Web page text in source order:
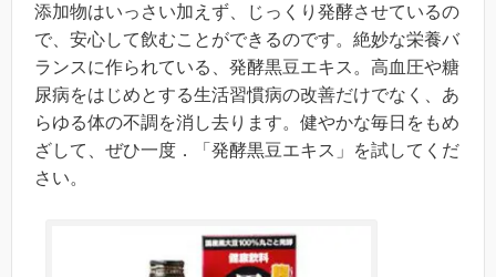
添加物はいっさい加えず、じっくり発酵させているの
で、安心して飲むことができるのです。絶妙な栄養バ
ランスに作られている、発酵黒豆エキス。高血圧や糖
尿病をはじめとする生活習慣病の改善だけでなく、あ
らゆる体の不調を消し去ります。健やかな毎日をもめ
ざして、ぜひ一度．「発酵黒豆エキス」を試してくだ
さい。